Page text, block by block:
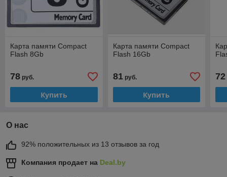
Карта памяти Compact
Flash 8Gb
78 руб.
Купить
Карта памяти Compact
Flash 16Gb
81руб.
Купить
72
О нас
92% положительных из 13 отзывов за год
Компания продает на Deal.by